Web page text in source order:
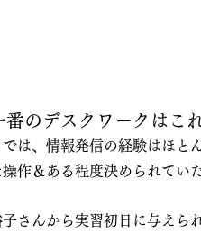
番のデスクワークはこ
は、情報発信の経験はほと
作＆ある程度決められてい
さんから実習初日に与えら